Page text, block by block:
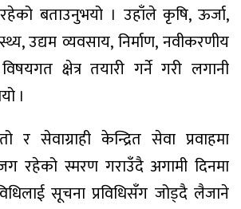
बताउनुभयो । उहाँले कृषि, ऊर्जा,
उद्यम व्यवसाय, निर्माण, नवीकरणीय
क्षेत्र तयारी गर्ने गरी लगानी
।
र सेवाग्राही केन्द्रित सेवा प्रवाहमा
स्मरण गराउँदै अगामी दिनमा
सूचना प्रविधिसँग जोड्दै लैजाने